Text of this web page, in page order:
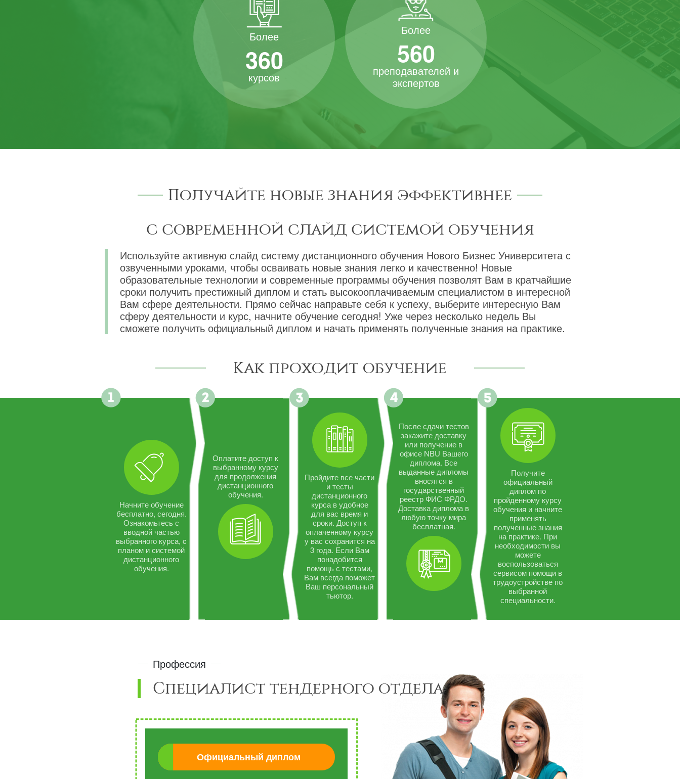
Более
360
курсов
Более
560
преподавателей и
экспертов
Получайте новые знания эффективнее
с современной слайд системой обучения
Используйте активную слайд систему дистанционного обучения Нового Бизнес Университета с
озвученными уроками, чтобы осваивать новые знания легко и качественно! Новые
образовательные технологии и современные программы обучения позволят Вам в кратчайшие
сроки получить престижный диплом и стать высокооплачиваемым специалистом в интересной
Вам сфере деятельности. Прямо сейчас направьте себя к успеху, выберите интересную Вам
сферу деятельности и курс, начните обучение сегодня! Уже через несколько недель Вы
сможете получить официальный диплом и начать применять полученные знания на практике.
Как проходит обучение
Начните обучение
бесплатно, сегодня.
Ознакомьтесь с
вводной частью
выбранного курса, c
планом и системой
дистанционного
обучения.
Оплатите доступ к
выбранному курсу
для продолжения
дистанционного
обучения.
Пройдите все части
и тесты
дистанционного
курса в удобное
для вас время и
сроки. Доступ к
оплаченному курсу
у вас сохранится на
3 года. Если Вам
понадобится
помощь с тестами,
Вам всегда поможет
Ваш персональный
тьютор.
После сдачи тестов
закажите доставку
или получение в
офисе NBU Вашего
диплома. Все
выданные дипломы
вносятся в
государственный
реестр ФИС ФРДО.
Доставка диплома в
любую точку мира
бесплатная.
Получите
официальный
диплом по
пройденному курсу
обучения и начните
применять
полученные знания
на практике. При
необходимости вы
можете
воспользоваться
сервисом помощи в
трудоустройстве по
выбранной
специальности.
Профессия
Специалист тендерного отдела
Официальный диплом